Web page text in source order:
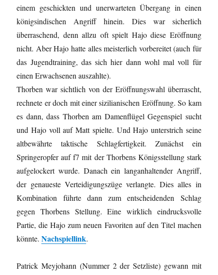
einem geschickten und unerwarteten Übergang in einen
königsindischen Angriff hinein. Dies war sicherlich
überraschend, denn allzu oft spielt Hajo diese Eröffnung
nicht. Aber Hajo hatte alles meisterlich vorbereitet (auch für
das Jugendtraining, das sich hier dann wohl mal voll für
einen Erwachsenen auszahlte).
Thorben war sichtlich von der Eröffnungswahl überrascht,
rechnete er doch mit einer sizilianischen Eröffnung. So kam
es dann, dass Thorben am Damenflügel Gegenspiel sucht
und Hajo voll auf Matt spielte. Und Hajo unterstrich seine
altbewährte taktische Schlagfertigkeit. Zunächst ein
Springeropfer auf f7 mit der Thorbens Königsstellung stark
aufgelockert wurde. Danach ein langanhaltender Angriff,
der genaueste Verteidigungszüge verlangte. Dies alles in
Kombination führte dann zum entscheidenden Schlag
gegen Thorbens Stellung. Eine wirklich eindrucksvolle
Partie, die Hajo zum neuen Favoriten auf den Titel machen
könnte.Nachspiellink.
Patrick Meyjohann (Nummer 2 der Setzliste) gewann mit